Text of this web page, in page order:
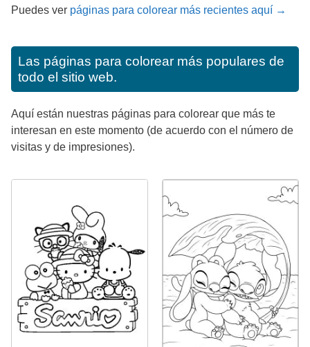
Puedes ver páginas para colorear más recientes aquí →
Las páginas para colorear más populares de
todo el sitio web.
Aquí están nuestras páginas para colorear que más te
interesan en este momento (de acuerdo con el número de
visitas y de impresiones).